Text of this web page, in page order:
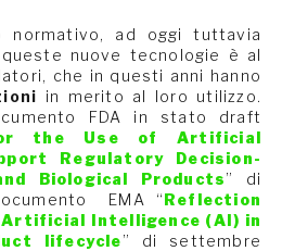
normativo, ad oggi tuttavia
queste nuove tecnologie è al
che in questi anni hanno
in merito al loro utilizzo.
FDA in stato draft
the Use of Artificial
Regulatory Decision-
Biological Products” di
EMA “Reflection
Artificial Intelligence (AI) in
lifecycle” di settembre